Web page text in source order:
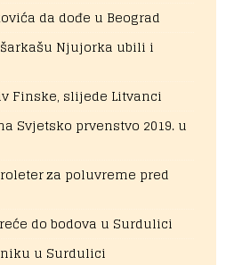
da dođe u Beograd
Njujorka ubili i
Finske, slijede Litvanci
Svjetsko prvenstvo 2019. u
za poluvreme pred
do bodova u Surdulici
u Surdulici